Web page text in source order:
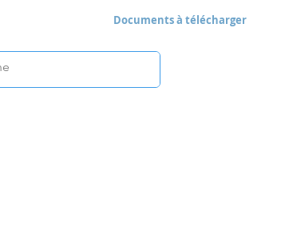
Documents à télécharger